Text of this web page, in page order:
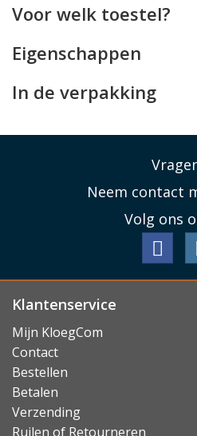
Voor welk toestel?
Eigenschappen
In de verpakking
Neem contact
Volg ons
Klantenservice
Mijn KloegCom
Contact
Bestellen
Betalen
Verzending
Ruilen of Retourneren